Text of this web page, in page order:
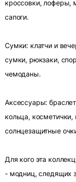
кроссовки, лоферы,
сапоги.
Сумки: клатчи и
сумки, рюкзаки,
чемоданы.
Аксессуары:
кольца, косметички,
солнцезащитные
Для кого эта
- модниц, следящих